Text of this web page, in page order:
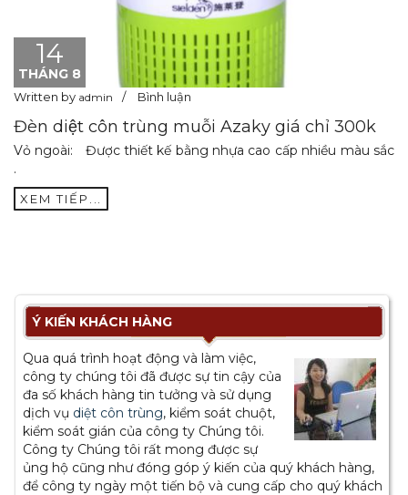
14
THÁNG 8
Written by admin Bình luận
Đèn diệt côn trùng muỗi Azaky giá chỉ 300k
Vỏ ngoài: Được thiết kế bằng nhựa cao cấp nhiều màu sắc
.
XEM TIẾP...
Ý KIẾN KHÁCH HÀNG
Qua quá trình hoạt động và làm việc,
công ty chúng tôi đã được sự tin cậy của
đa số khách hàng tin tưởng và sử dụng
dịch vụ diệt côn trùng, kiểm soát chuột,
kiểm soát gián của công ty Chúng tôi.
Công ty Chúng tôi rất mong được sự
ủng hộ cũng như đóng góp ý kiến của quý khách hàng,
để công ty ngày một tiến bộ và cung cấp cho quý khách